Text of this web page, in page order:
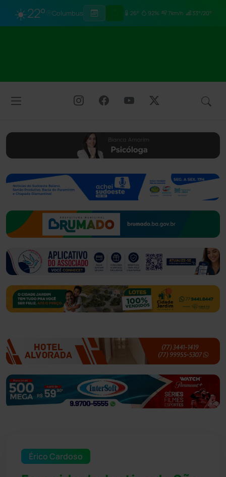
☀️22° Columbus 26° 92% 7km/h 33°/20°
Érico Cardoso